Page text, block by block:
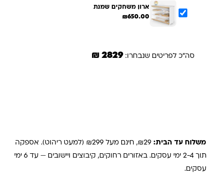
ארון משחקים שמנת
₪650.00
סה"כ לפריטים שנבחרו: 2829 ₪
משלוח עד הבית: ₪29, חינם מעל ₪299 (למעט ריהוט). אספקה
תוך 2-4 ימי עסקים. באזורים רחוקים, קיבוצים ויישובים — עד 6 ימי
עסקים.